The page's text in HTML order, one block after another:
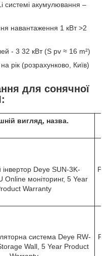
системі акумулювання –
навантаження 1 кВт >2
- 3 32 кВт (S pv ≈ 16 m²)
рік (розрахунково, Київ)
для сонячної
вигляд, назва.
інвертор Deye SUN-3K-
Online моніторинг, 5 Year
Warranty
система Deye RW-
Wall, 5 Year Product